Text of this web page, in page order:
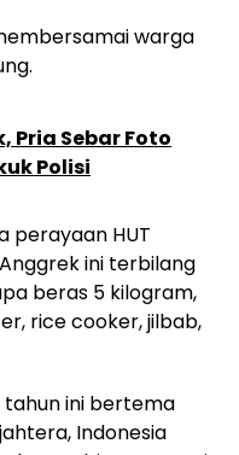
warga
Pria Sebar Foto
Polisi
perayaan HUT
ini terbilang
beras 5 kilogram,
rice cooker, jilbab,
ini bertema
Indonesia